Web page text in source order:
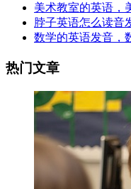
美术教室的英语，
脖子英语怎么读音
数学的英语发音，
热门文章